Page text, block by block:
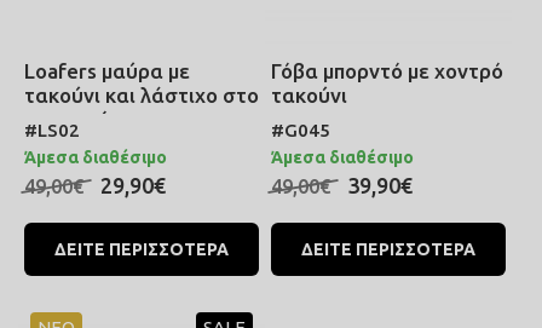
Loafers μαύρα με
τακούνι και λάστιχο στο
κουτεπιέ
#LS02
Άμεσα διαθέσιμο
49,00€ 29,90€
ΔΕΙΤΕ ΠΕΡΙΣΣΟΤΕΡΑ
Γόβα μπορντό με χοντρό
τακούνι
#G045
Άμεσα διαθέσιμο
49,00€ 39,90€
ΔΕΙΤΕ ΠΕΡΙΣΣΟΤΕΡΑ